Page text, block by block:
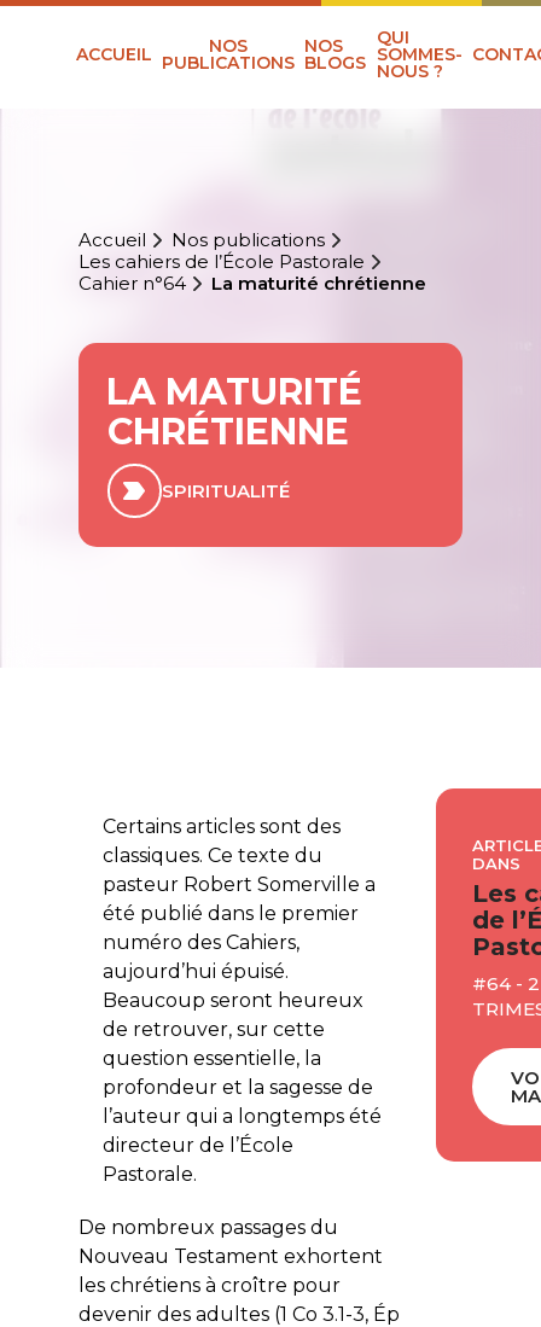
ACCUEIL NOS
PUBLICATIONS
NOS
BLOGS
QUI
SOMMES-
NOUS ?
Accueil
Nos publications
Les cahiers de l’École Pastorale
Cahier n°64
La maturité chrétienne
LA MATURITÉ
CHRÉTIENNE
SPIRITUALITÉ
Certains articles sont des
classiques. Ce texte du
pasteur Robert Somerville a
été publié dans le premier
numéro des Cahiers,
aujourd’hui épuisé.
Beaucoup seront heureux
de retrouver, sur cette
question essentielle, la
profondeur et la sagesse de
l’auteur qui a longtemps été
directeur de l’École
Pastorale.
De nombreux passages du
Nouveau Testament exhortent
les chrétiens à croître pour
devenir des adultes (1 Co 3.1-3, Ép
DANS
Les
de
#64 -